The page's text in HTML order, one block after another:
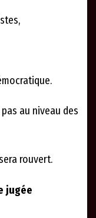
au niveau des
rouvert.
jugée